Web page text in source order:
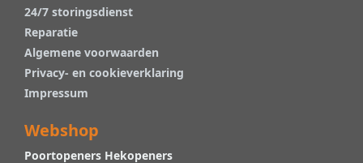
24/7 storingsdienst
Reparatie
Algemene voorwaarden
Privacy- en cookieverklaring
Impressum
Webshop
Poortopeners Hekopeners